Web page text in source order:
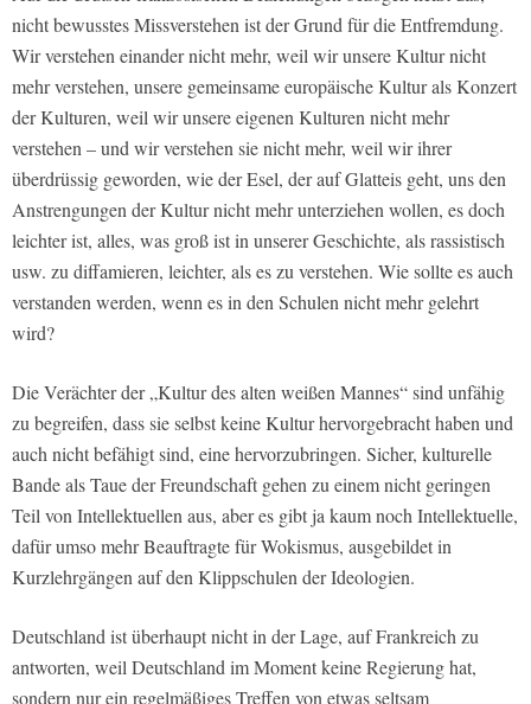
nicht bewusstes Missverstehen ist der Grund für die Entfremdung.
Wir verstehen einander nicht mehr, weil wir unsere Kultur nicht
mehr verstehen, unsere gemeinsame europäische Kultur als Konzert
der Kulturen, weil wir unsere eigenen Kulturen nicht mehr
verstehen – und wir verstehen sie nicht mehr, weil wir ihrer
überdrüssig geworden, wie der Esel, der auf Glatteis geht, uns den
Anstrengungen der Kultur nicht mehr unterziehen wollen, es doch
leichter ist, alles, was groß ist in unserer Geschichte, als rassistisch
usw. zu diffamieren, leichter, als es zu verstehen. Wie sollte es auch
verstanden werden, wenn es in den Schulen nicht mehr gelehrt
wird?
Die Verächter der „Kultur des alten weißen Mannes“ sind unfähig
zu begreifen, dass sie selbst keine Kultur hervorgebracht haben und
auch nicht befähigt sind, eine hervorzubringen. Sicher, kulturelle
Bande als Taue der Freundschaft gehen zu einem nicht geringen
Teil von Intellektuellen aus, aber es gibt ja kaum noch Intellektuelle,
dafür umso mehr Beauftragte für Wokismus, ausgebildet in
Kurzlehrgängen auf den Klippschulen der Ideologien.
Deutschland ist überhaupt nicht in der Lage, auf Frankreich zu
antworten, weil Deutschland im Moment keine Regierung hat,
sondern nur ein regelmäßiges Treffen von etwas seltsam